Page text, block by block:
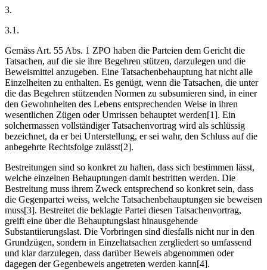
3.
3.1.
Gemäss Art. 55 Abs. 1 ZPO haben die Parteien dem Gericht die
Tatsachen, auf die sie ihre Begehren stützen, darzulegen und die
Beweismittel anzugeben. Eine Tatsachenbehauptung hat nicht alle
Einzelheiten zu enthalten. Es genügt, wenn die Tatsachen, die unter
die das Begehren stützenden Normen zu subsumieren sind, in einer
den Gewohnheiten des Lebens entsprechenden Weise in ihren
wesentlichen Zügen oder Umrissen behauptet werden[1]. Ein
solchermassen vollständiger Tatsachenvortrag wird als schlüssig
bezeichnet, da er bei Unterstellung, er sei wahr, den Schluss auf die
anbegehrte Rechtsfolge zulässt[2].
Bestreitungen sind so konkret zu halten, dass sich bestimmen lässt,
welche einzelnen Behauptungen damit bestritten werden. Die
Bestreitung muss ihrem Zweck entsprechend so konkret sein, dass
die Gegenpartei weiss, welche Tatsachenbehauptungen sie beweisen
muss[3]. Bestreitet die beklagte Partei diesen Tatsachenvortrag,
greift eine über die Behauptungslast hinausgehende
Substantiierungslast. Die Vorbringen sind diesfalls nicht nur in den
Grundzügen, sondern in Einzeltatsachen zergliedert so umfassend
und klar darzulegen, dass darüber Beweis abgenommen oder
dagegen der Gegenbeweis angetreten werden kann[4].